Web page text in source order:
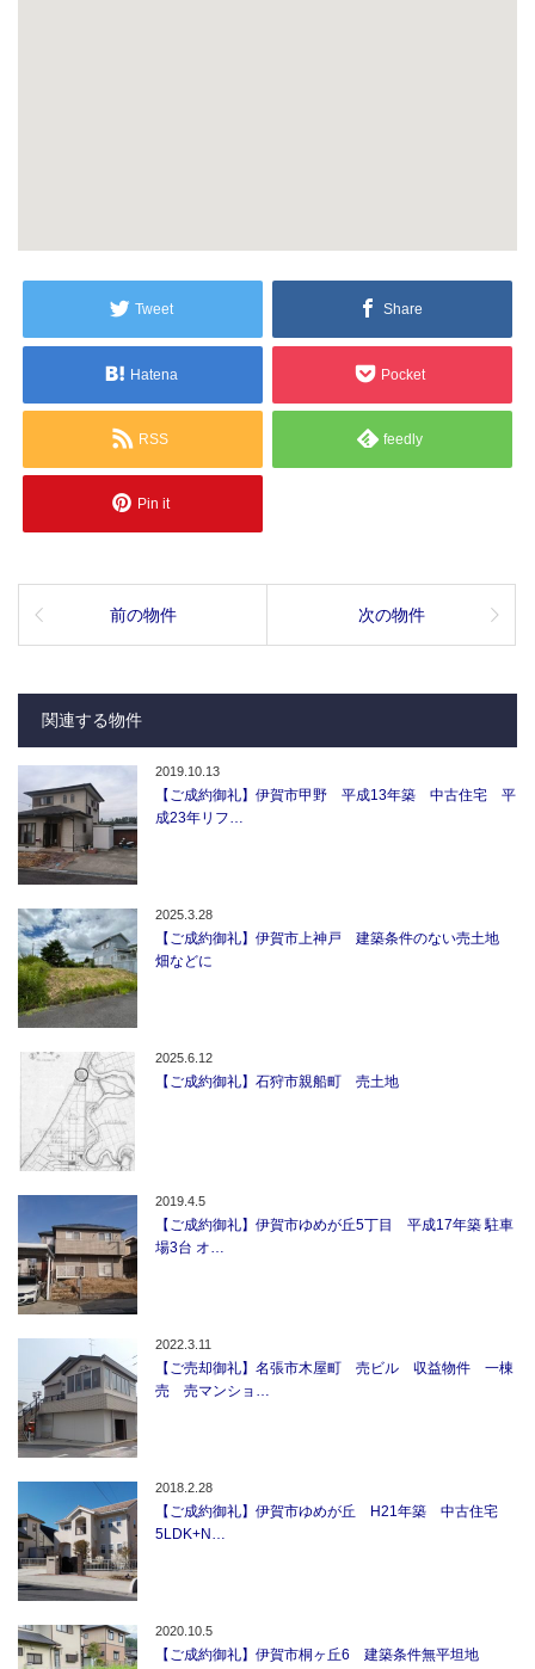
Tweet Share
Hatena Pocket
RSS feedly
Pin it
前の物件 次の物件
関連する物件
2019.10.13
【ご成約御礼】伊賀市甲野 平成13年築 中古住宅 平
成23年リフ…
2025.3.28
【ご成約御礼】伊賀市上神戸 建築条件のない売土地
畑などに
2025.6.12
【ご成約御礼】石狩市親船町 売土地
2019.4.5
【ご成約御礼】伊賀市ゆめが丘5丁目 平成17年築 駐車
場3台 オ…
2022.3.11
【ご売却御礼】名張市木屋町 売ビル 収益物件 一棟
売 売マンショ…
2018.2.28
【ご成約御礼】伊賀市ゆめが丘 H21年築 中古住宅
5LDK+N…
2020.10.5
【ご成約御礼】伊賀市桐ヶ丘6 建築条件無平坦地